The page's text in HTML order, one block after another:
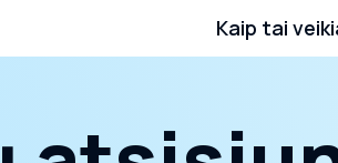
Kaip tai